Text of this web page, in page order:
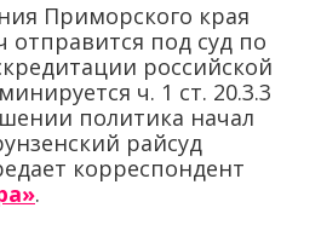
Приморского края
под суд по
российской
ч. 1 ст. 20.3.3
политика начал
райсуд
корреспондент
.